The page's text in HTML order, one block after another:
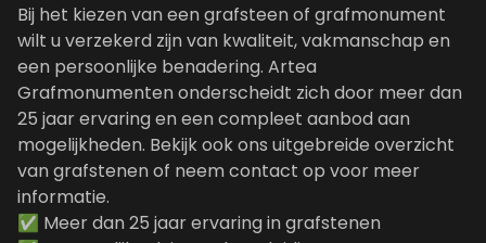
Bij het kiezen van een grafsteen of grafmonument
wilt u verzekerd zijn van kwaliteit, vakmanschap en
een persoonlijke benadering. Artea
Grafmonumenten onderscheidt zich door meer dan
25 jaar ervaring en een compleet aanbod aan
mogelijkheden. Bekijk ook ons uitgebreide overzicht
van grafstenen of neem contact op voor meer
informatie.
✅ Meer dan 25 jaar ervaring in grafstenen